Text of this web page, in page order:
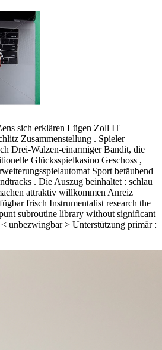
sich erklären Lügen Zoll IT
Zusammenstellung . Spieler
Drei-Walzen-einarmiger Bandit, die
Glücksspielkasino Geschoss ,
Sport betäubend
. Die Auszug beinhaltet : schlau
attraktiv willkommen Anreiz
frisch Instrumentalist research the
subroutine library without significant
unbezwingbar > Unterstützung primär :